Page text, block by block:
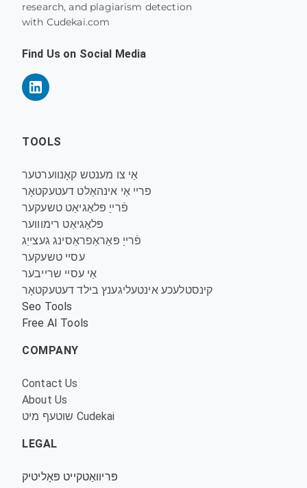
research, and plagiarism detection
with Cudekai.com
Find Us on Social Media
TOOLS
אַי צו מענטש קאָנווערטער
פריי אַי אינהאַלט דעטעקטאָר
פֿרייַ פּלאַגיאַט טשעקער
פּלאַגיאַט רימוווער
פֿרייַ פּאַראַפראַסינג געצייַג
עסיי טשעקער
אַי עסיי שרייבער
קינסטלעכע אינטעליגענץ בילד דעטעקטאָר
Seo Tools
Free AI Tools
COMPANY
Contact Us
About Us
שוטעף מיט Cudekai
LEGAL
פּריוואַטקייט פּאָליטיק